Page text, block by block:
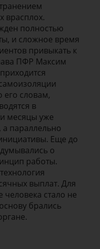
врасплох.
полностью
и сложное время
привыкать к
ПФР Максим
его словам,
в
месяцы уже
параллельно
Еще до
о
работы.
выплат. Для
стало не
брались